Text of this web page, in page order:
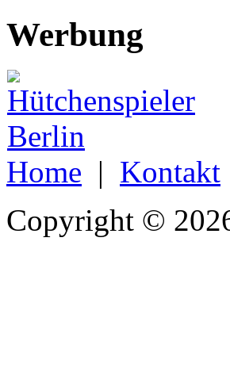
Werbung
Home | Kontakt
Copyright ©